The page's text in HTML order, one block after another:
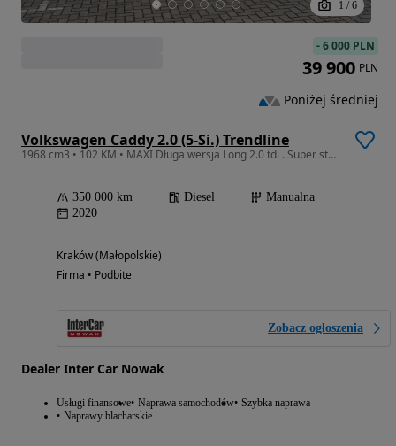
1 / 6
Volkswagen Caddy 2.0 (5-Si.) Trendline
1968 cm3 • 102 KM • MAXI Długa wersja Long 2.0 tdi . Super stan!
350 000 km Diesel
Manualna
2020
Kraków (Małopolskie)
Firma • Podbite
Zobacz ogłoszenia
Dealer Inter Car Nowak
Usługi finansowe Naprawa samochodów Szybka naprawa
Naprawy blacharskie
-6 000 PLN
39 900 PLN
Poniżej średniej